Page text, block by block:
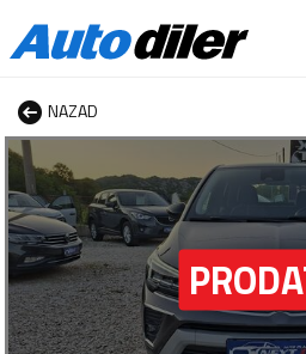
NAZAD